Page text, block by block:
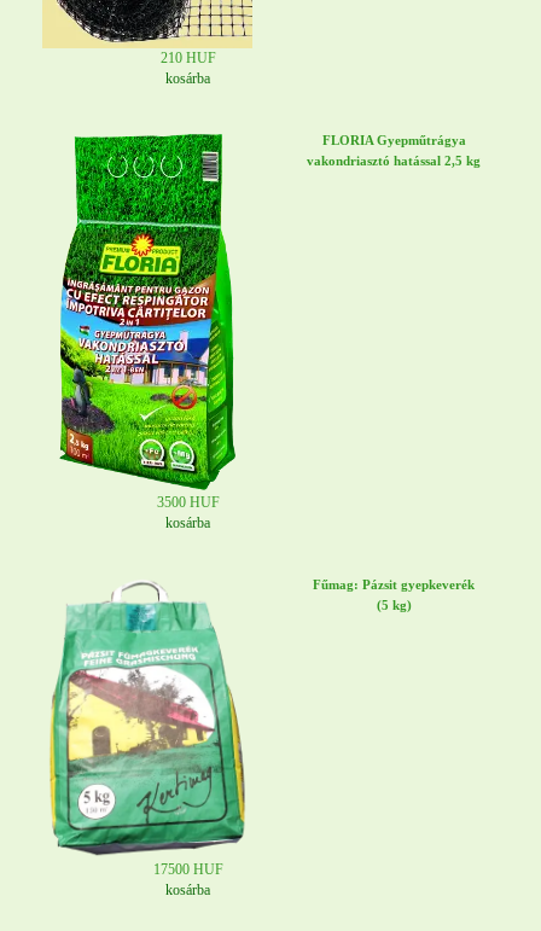
210 HUF
kosárba
FLORIA Gyepműtrágya
vakondriasztó hatással 2,5 kg
3500 HUF
kosárba
Fűmag: Pázsit gyepkeverék
(5 kg)
17500 HUF
kosárba